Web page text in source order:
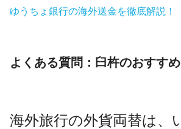
ゆうちょ銀行の海外送金を徹底解説！
よくある質問：臼杵のおすす
海外旅行の外貨両替は、